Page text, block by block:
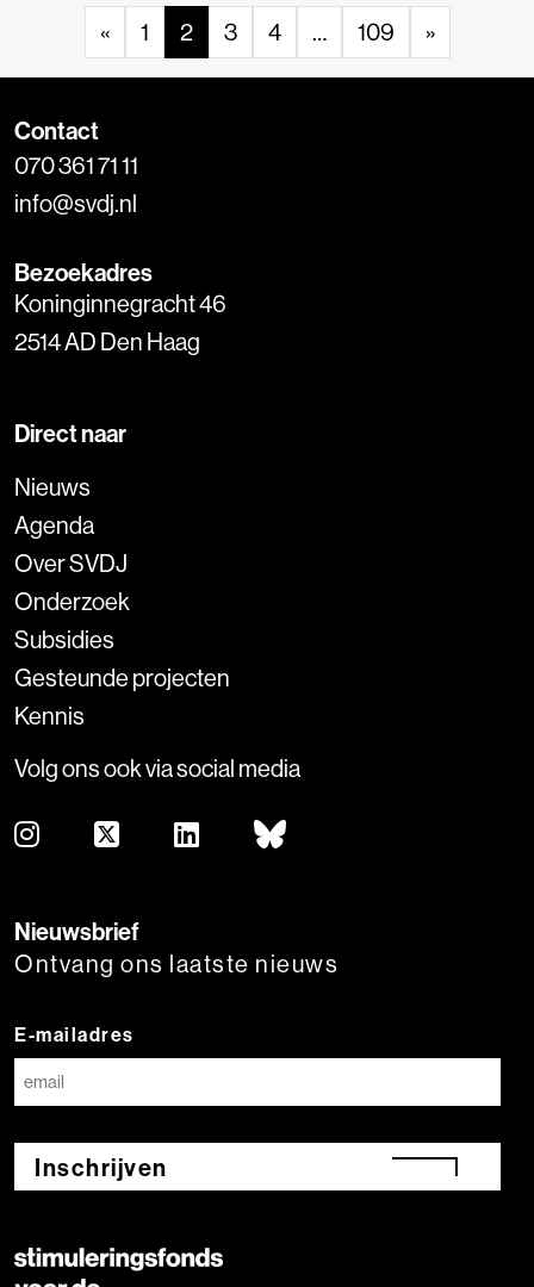
« 1 2 3 4 … 109 »
Contact
070 361 71 11
info@svdj.nl
Bezoekadres
Koninginnegracht 46
2514 AD Den Haag
Direct naar
Nieuws
Agenda
Over SVDJ
Onderzoek
Subsidies
Gesteunde projecten
Kennis
Volg ons ook via social media
Nieuwsbrief
Ontvang ons laatste nieuws
E-mailadres
Inschrijven